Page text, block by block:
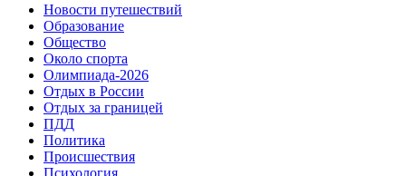
Новости путешествий
Образование
Общество
Около спорта
Олимпиада-2026
Отдых в России
Отдых за границей
ПДД
Политика
Происшествия
Психология